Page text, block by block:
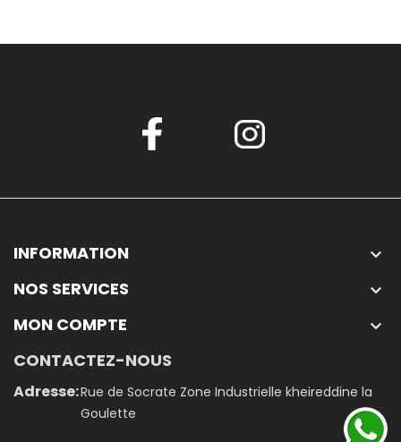
INFORMATION 
NOS SERVICES 
MON COMPTE 
CONTACTEZ-NOUS
Adresse:Rue de Socrate Zone Industrielle kheireddine la
Goulette